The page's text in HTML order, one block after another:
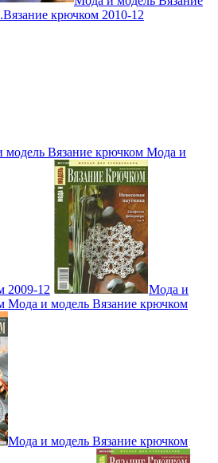
крючком 2010-12
модель Вязание крючком Мода и
2009-12
Мода и
Мода и модель Вязание крючком
Мода и модель Вязание крючком